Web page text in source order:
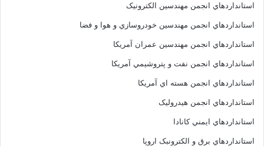
استانداردهاي انجمن مهندسين الکترونيک
استانداردهاي انجمن مهندسين خودروسازي و هوا و فضا
استانداردهاي انجمن مهندسين عمران آمريکا
استانداردهاي انجمن نفت و پتروشيمي آمريکا
استانداردهاي انجمن هسته اي آمريکا
استانداردهاي انجمن هيدروليک
استانداردهاي ايمني کانادا
استانداردهاي برق و الکترونبک اروپا